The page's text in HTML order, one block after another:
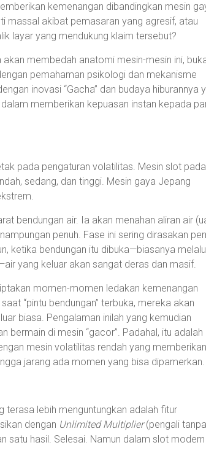
kemenangan dibandingkan mesin
massal akibat pemasaran yang agresif, atau
layar yang mendukung klaim tersebut?
membedah anatomi mesin-mesin ini,
pemahaman psikologi dan mekanisme
inovasi “Gacha” dan budaya hiburannya
memberikan kepuasan instan kepada
pada pengaturan volatilitas. Mesin slot pada
sedang, dan tinggi. Mesin gaya Jepang
bendungan air. Ia akan menahan aliran air
penuh. Fase ini sering dirasakan
ketika bendungan itu dibuka—biasanya
yang keluar akan sangat deras dan masif.
momen-momen ledakan kemenangan
“pintu bendungan” terbuka, mereka akan
biasa. Pengalaman inilah yang kemudian
di mesin “gacor”. Padahal, itu adalah
mesin volatilitas rendah yang memberikan
jarang ada momen yang bisa dipamerkan.
terasa lebih menguntungkan adalah fitur
dengan Unlimited Multiplier(pengali tanpa
satu hasil. Selesai. Namun dalam slot